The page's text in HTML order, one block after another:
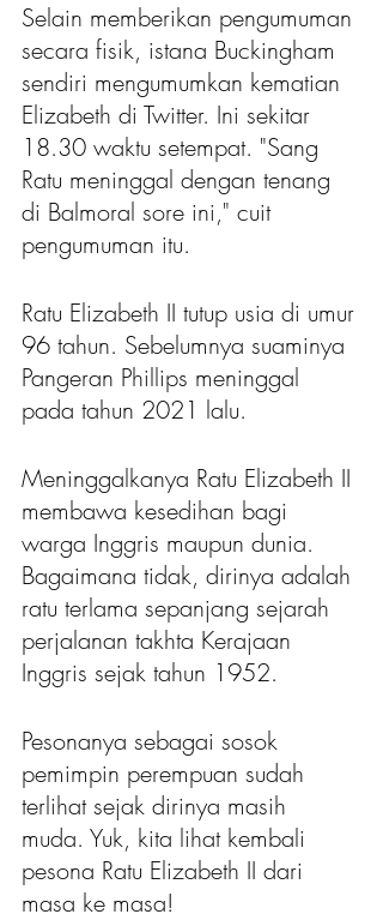
Selain memberikan pengumuman
secara fisik, istana Buckingham
sendiri mengumumkan kematian
Elizabeth di Twitter. Ini sekitar
18.30 waktu setempat. "Sang
Ratu meninggal dengan tenang
di Balmoral sore ini," cuit
pengumuman itu.
Ratu Elizabeth II tutup usia di umur
96 tahun. Sebelumnya suaminya
Pangeran Phillips meninggal
pada tahun 2021 lalu.
Meninggalkanya Ratu Elizabeth II
membawa kesedihan bagi
warga Inggris maupun dunia.
Bagaimana tidak, dirinya adalah
ratu terlama sepanjang sejarah
perjalanan takhta Kerajaan
Inggris sejak tahun 1952.
Pesonanya sebagai sosok
pemimpin perempuan sudah
terlihat sejak dirinya masih
muda. Yuk, kita lihat kembali
pesona Ratu Elizabeth II dari
masa ke masa!